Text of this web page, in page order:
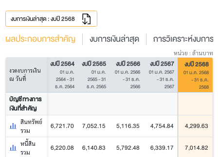
งบการเงินล่าสุด : งบปี 2568
ผลประกอบการสำคัญ งบการเงินล่าสุด การวิเคราะห์งบการ
หน่วย : ล้านบาท
งวดงบการเงิน
ณ วันที่
งบปี 2564
01 ม.ค.
2564 - 31
ธ.ค. 2564
งบปี 2565
01 ม.ค.
2565 - 31
ธ.ค. 2565
งบปี 2566
01 ม.ค. 2566
- 31 ธ.ค.
2566
งบปี 2567
01 ม.ค. 2567
- 31 ธ.ค.
2567
งบปี 2568
01 ม.ค. 2568
- 31 ธ.ค.
2568
บัญชีทางการ
เงินที่สำคัญ
สินทรัพย์
รวม
6,721.70 7,052.15 5,116.35 4,754.84 4,299.63
หนี้สิน
รวม
6,220.08 6,140.83 5,792.48 6,339.17 7,014.82